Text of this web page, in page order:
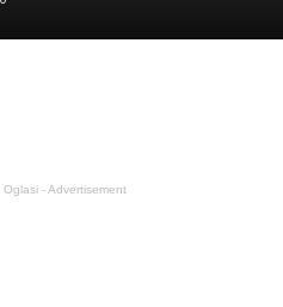
Oglasi - Advertisement